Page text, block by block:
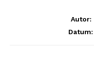
Autor:
Datum: